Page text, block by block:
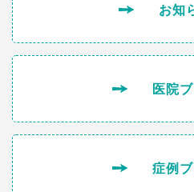
お知
医院
症例